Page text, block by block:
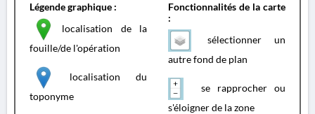
Légende graphique :
localisation de la
fouille/de l'opération
localisation du
toponyme
Fonctionnalités de la carte
:
sélectionner un
autre fond de plan
se rapprocher ou
s'éloigner de la zone